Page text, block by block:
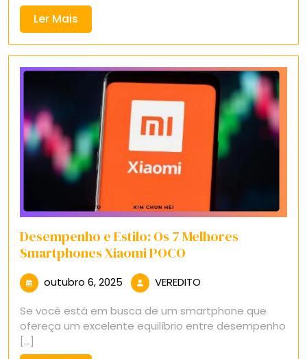
Ler Mais
Mais
Desempenho e Estilo: Os 7 Melhores
Smartphones Xiaomi POCO
outubro 6, 2025 outubro
2025
VEREDITO
Se você está em busca de um smartphone que
ofereça um excelente equilíbrio entre desempenho
[...]